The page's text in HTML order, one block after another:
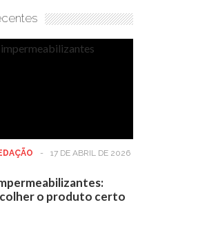
- 17 DE ABRIL DE 2026
o produto certo